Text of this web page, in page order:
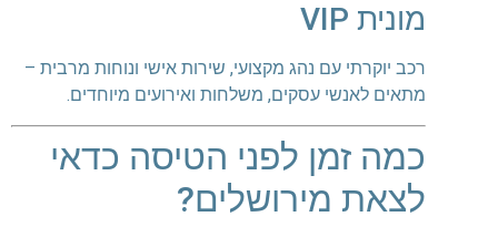
מונית VIP
רכב יוקרתי עם נהג מקצועי, שירות אישי ונוחות מרבית –
מתאים לאנשי עסקים, משלחות ואירועים מיוחדים.
כמה זמן לפני הטיסה כדאי
לצאת מירושלים?